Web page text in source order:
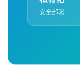
安全部署